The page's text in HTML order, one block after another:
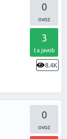
0
3
ta javob
8.4K
0